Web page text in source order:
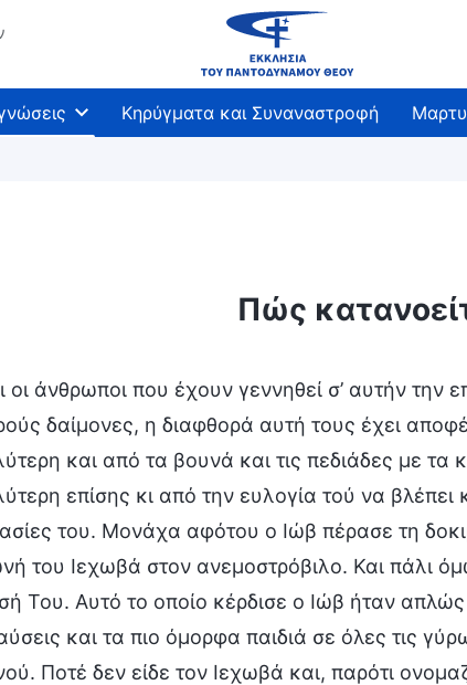
Κηρύγματα και Συναναστροφή
Πώς
οι άνθρωποι που έχουν γεννηθεί σ’ αυτήν την
δαίμονες, η διαφθορά αυτή τους έχει
και από τα βουνά και τις πεδιάδες με
επίσης κι από την ευλογία τού να
του. Μονάχα αφότου ο Ιώβ πέρασε τη
του Ιεχωβά στον ανεμοστρόβιλο. Και πάλι
Του. Αυτό το οποίο κέρδισε ο Ιώβ ήταν
και τα πιο όμορφα παιδιά σε όλες τις
Ποτέ δεν είδε τον Ιεχωβά και, παρότι